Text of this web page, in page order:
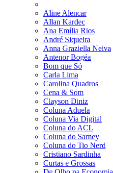
Aline Alencar
Allan Kardec
Ana Emília Rios
André Siqueira
Anna Graziella Neiva
Antenor Bogéa
Bom que Só
Carla Lima
Carolina Quadros
Cena & Som
Clayson Diniz
Coluna Aduela
Coluna Via Digital
Coluna do ACL
Coluna do Sarney
Coluna do Tio Nerd
Cristiano Sardinha
Curtas e Grossas